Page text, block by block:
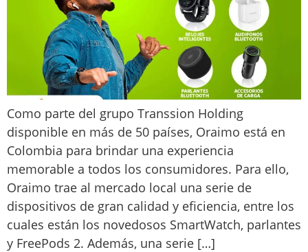
Como parte del grupo Transsion Holding
disponible en más de 50 países, Oraimo está en
Colombia para brindar una experiencia
memorable a todos los consumidores. Para ello,
Oraimo trae al mercado local una serie de
dispositivos de gran calidad y eficiencia, entre los
cuales están los novedosos SmartWatch, parlantes
y FreePods 2. Además, una serie […]